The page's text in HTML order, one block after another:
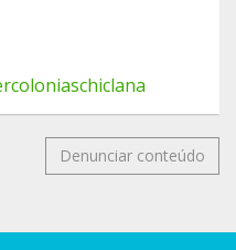
Denunciar conteúdo